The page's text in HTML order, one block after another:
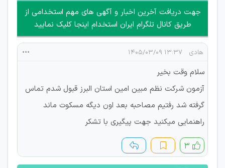
جهت دریافت آخرین اخبار و آگهی های مهم استخدامی از
طریق کانال تلگرام ایران استخدام اینجا کلیک نمایید
هادی ۱۳:۳۷ ۱۴۰۵/۰۳/۰۹
سلام وقت بخیر
آزمون شرکت نظم مبین امین استان البرز قبول شدم تماس
گرفته شد رفتیم مصاحبه بعد اون دیگه مسکوت ماند
راهنمایی میکنید جهت پیگیری با تشکر
۳